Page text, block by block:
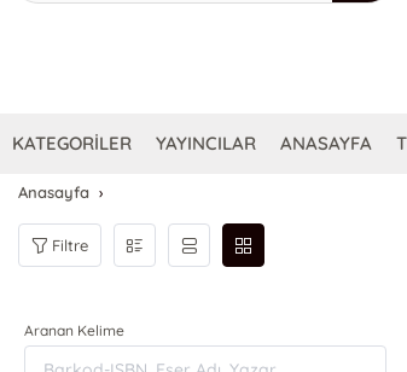
KATEGORİLER YAYINCILAR ANASAYFA
Anasayfa
Filtre
Aranan Kelime